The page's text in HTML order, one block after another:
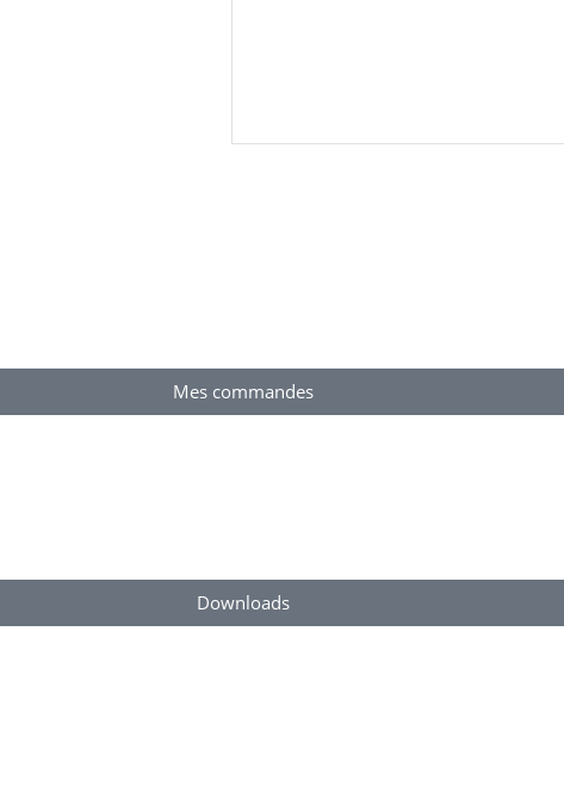
Mes commandes
Downloads